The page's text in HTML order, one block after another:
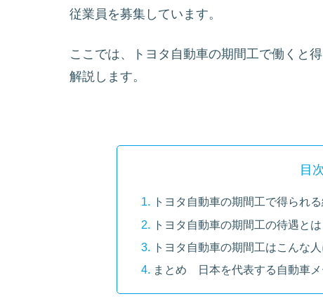
従業員を募集しています。
ここでは、トヨタ自動車の期間工で働くと
解説します。
目次
トヨタ自動車の期間工で得られ
トヨタ自動車の期間工の待遇とは
トヨタ自動車の期間工はこんな
まとめ 日本を代表する自動車